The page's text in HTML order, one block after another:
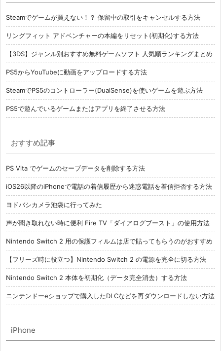
Steamでゲームが買えない！？ 保留中の取引をキャンセルする方法
リングフィット アドベンチャーの本編をリセット(初期化)する方法
【3DS】ジャンル別おすすめ無料ゲームソフト 人気順ランキングまとめ
PS5からYouTubeに動画をアップロードする方法
SteamでPS5のコントローラー(DualSense)を使いゲームを遊ぶ方法
PS5で遊んでいるゲームまたはアプリを終了させる方法
おすすめ記事
PS Vita でゲームのセーブデータを削除する方法
iOS26以降のiPhoneで電話の着信履歴から迷惑電話を着信拒否する方法
ヨドバシカメラ池袋に行ってみた
声が聞き取れない時に便利 Fire TV「ダイアログブースト」の使用方法
Nintendo Switch 2 用の保護フィルムは店で貼ってもらうのがおすすめ
【フリーズ時に役立つ】Nintendo Switch 2 の電源を完全に切る方法
Nintendo Switch 2 本体を初期化（データ完全消去）する方法
ニンテンドーeショップで購入したDLCなどを再ダウンロードしない方法
iPhone